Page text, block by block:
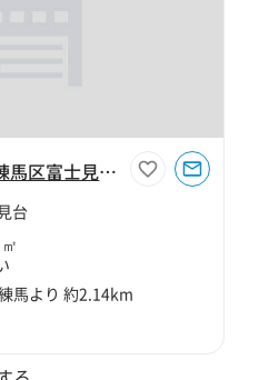
【東京都練馬区】練馬区富士見台3丁目80坪倉庫
台
馬より 約2.14km